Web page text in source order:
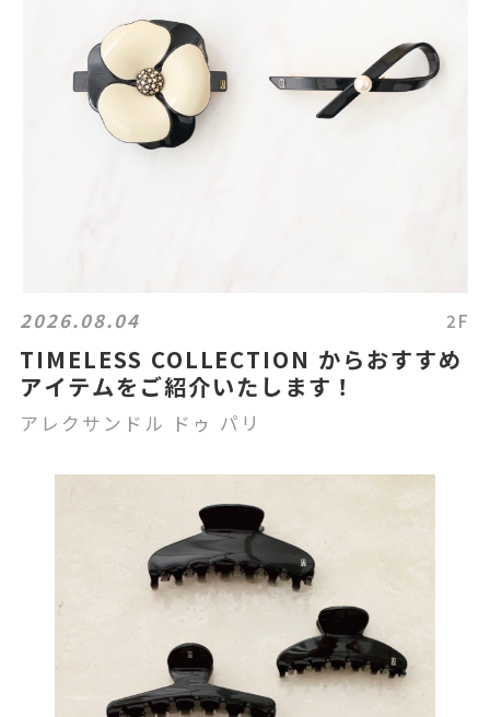
2026.08.04 2F
TIMELESS COLLECTION からおすすめ
アイテムをご紹介いたします！
アレクサンドル ドゥ パリ